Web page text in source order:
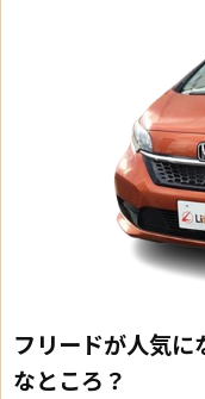
フリードが人気に
なところ？